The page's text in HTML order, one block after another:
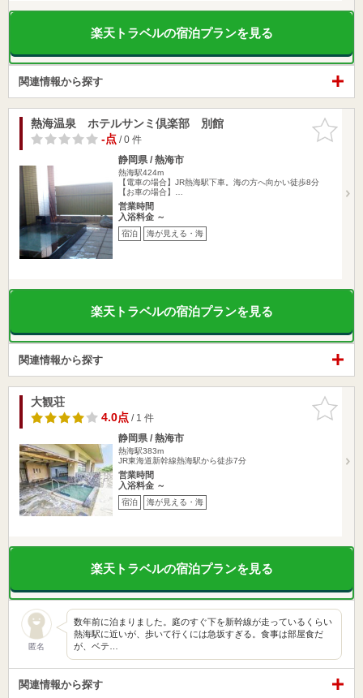
楽天トラベルの宿泊プランを見る
関連情報から探す
お気に入
りに追加
熱海温泉 ホテルサンミ倶楽部 別館
-点/ 0 件
静岡県 / 熱海市
熱海駅424m
【電車の場合】JR熱海駅下車。海の方へ向かい徒歩8分
【お車の場合】…
営業時間
入浴料金 ～
宿泊 海が見える・海
楽天トラベルの宿泊プランを見る
関連情報から探す
お気に入
りに追加
大観荘
4.0点/ 1 件
静岡県 / 熱海市
熱海駅383m
JR東海道新幹線熱海駅から徒歩7分
営業時間
入浴料金 ～
宿泊 海が見える・海
楽天トラベルの宿泊プランを見る
匿名
数年前に泊まりました。庭のすぐ下を新幹線が走っているくらい
熱海駅に近いが、歩いて行くには急坂すぎる。食事は部屋食だ
が、ベテ…
関連情報から探す